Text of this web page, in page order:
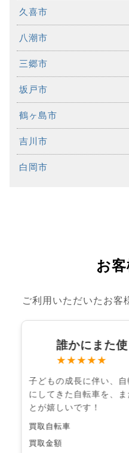
久喜市
八潮市
三郷市
坂戸市
鶴ヶ島市
吉川市
白岡市
お
ご利用いただいたお客
誰かにまた
★★★★★
子どもの成長に伴い、
にしてきた自転車を、
とが嬉しいです！
買取自転車
買取金額